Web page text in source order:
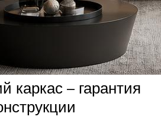
каркас – гарантия